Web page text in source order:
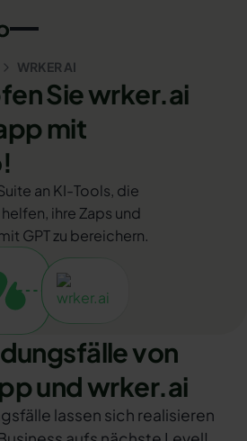
WRKER AI
Sie wrker.ai
mit
an KI-Tools, die
ihre Zaps und
GPT zu bereichern.
von
und wrker.ai
lassen sich realisieren